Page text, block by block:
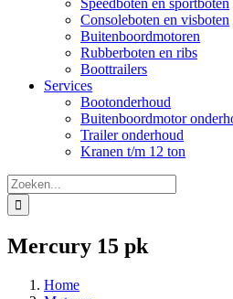
Speedboten en sportboten
Consoleboten en visboten
Buitenboordmotoren
Rubberboten en ribs
Boottrailers
Services
Bootonderhoud
Buitenboordmotor
Trailer onderhoud
Kranen t/m 12 ton
Zoeken
naar:
Mercury 15 pk
Home